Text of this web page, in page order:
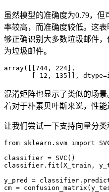
虽然模型的准确度为0.79，
率较高，而准确度较低。这
够正确识别大多数垃圾邮件
为垃圾邮件。
array([[744, 224],
混淆矩阵也显示了类似的场
着对于朴素贝叶斯来说，性能
让我们尝试一下支持向量分类
from sklearn.svm import
classifier = SVC()
classifier.fit(X_train,
y_pred =
cm =